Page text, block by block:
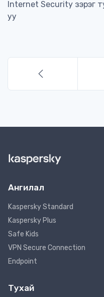
Internet Security зэрэг
уу
Ангилал
Kaspersky Standard
Kaspersky Plus
Safe Kids
VPN Secure Connection
Endpoint
Тухай